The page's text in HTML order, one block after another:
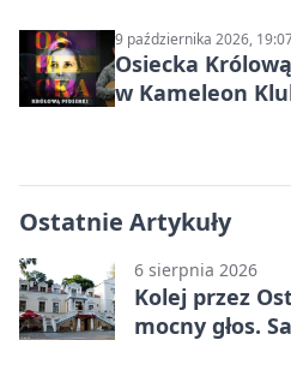
9 października 2026,
Osiecka
w Kameleon
Ostatnie Artykuły
6 sierpnia 2026
Kolej przez
mocny głos.